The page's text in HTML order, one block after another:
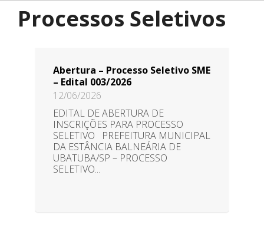
Processos Seletivos
Abertura – Processo Seletivo SME
– Edital 003/2026
12/06/2026
EDITAL DE ABERTURA DE
INSCRIÇÕES PARA PROCESSO
SELETIVO PREFEITURA MUNICIPAL
DA ESTÂNCIA BALNEÁRIA DE
UBATUBA/SP – PROCESSO
SELETIVO...